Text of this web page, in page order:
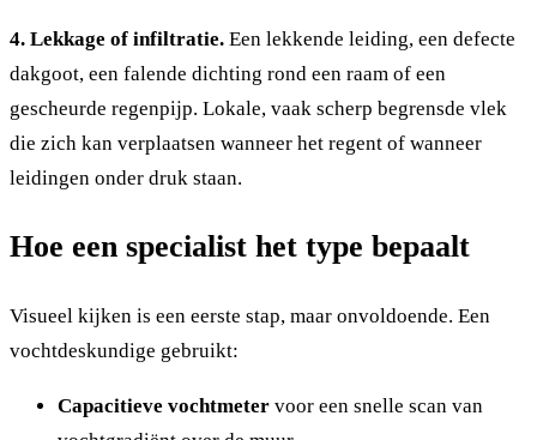
4. Lekkage of infiltratie. Een lekkende leiding, een defecte
dakgoot, een falende dichting rond een raam of een
gescheurde regenpijp. Lokale, vaak scherp begrensde vlek
die zich kan verplaatsen wanneer het regent of wanneer
leidingen onder druk staan.
Hoe een specialist het type bepaalt
Visueel kijken is een eerste stap, maar onvoldoende. Een
vochtdeskundige gebruikt:
Capacitieve vochtmeter voor een snelle scan van